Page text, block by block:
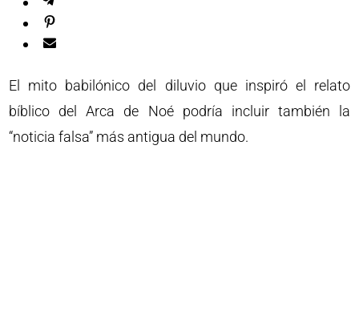
El mito babilónico del diluvio que inspiró el relato
bíblico del Arca de Noé podría incluir también la
“noticia falsa” más antigua del mundo.